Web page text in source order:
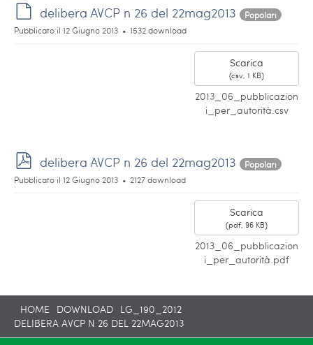
d
e
delibera AVCP n 26 del 22mag2013
Popolari
Pubblicato il 12 Giugno 2013
1532 download
Scarica
(csv, 1 KB)
2013_06_pubblicazion
i_per_autorità.csv
p
d
delibera AVCP n 26 del 22mag2013
Popolari
Pubblicato il 12 Giugno 2013
2127 download
Scarica
(pdf, 96 KB)
2013_06_pubblicazion
i_per_autorità.pdf
HOME DOWNLOAD LG_190_2012
DELIBERA AVCP N 26 DEL 22MAG2013